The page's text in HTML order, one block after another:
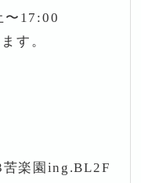
〜17:00
す。
楽園ing.BL2F